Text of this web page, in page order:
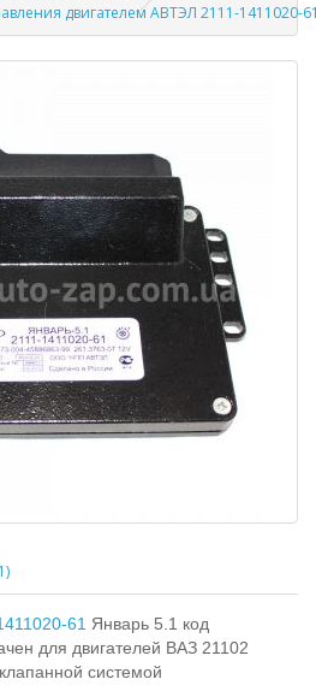
двигателем АВТЭЛ 2111-1411020-
61 Январь 5.1 код
для двигателей ВАЗ 21102
системой